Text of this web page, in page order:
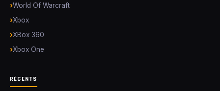
World Of Warcraft
Xbox
XBox 360
Xbox One
RÉCENTS